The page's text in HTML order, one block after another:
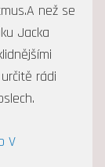
než se
Jacka
rádi
V